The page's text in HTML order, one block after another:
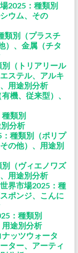
2025：種類別
ウム、その
類別（プラスチ
）、金属（チタ
（トリアリール
ステル、アルキ
用途別分析
機、従来型）、
種類別
分析
種類別（ポリプ
の他）、用途別
（ヴィエノワズ
用途別分析
界市場2025：種
ポンジ、こんに
：種類別
用途別分析
ッツウォータ
ター、アーティ